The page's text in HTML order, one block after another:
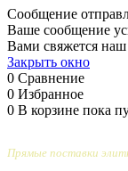
Сообщение
Ваше сообщение
Вами свяжется наш
Закрыть окно
0 Сравнение
0 Избранное
0 В корзине пока
Прямые поставки